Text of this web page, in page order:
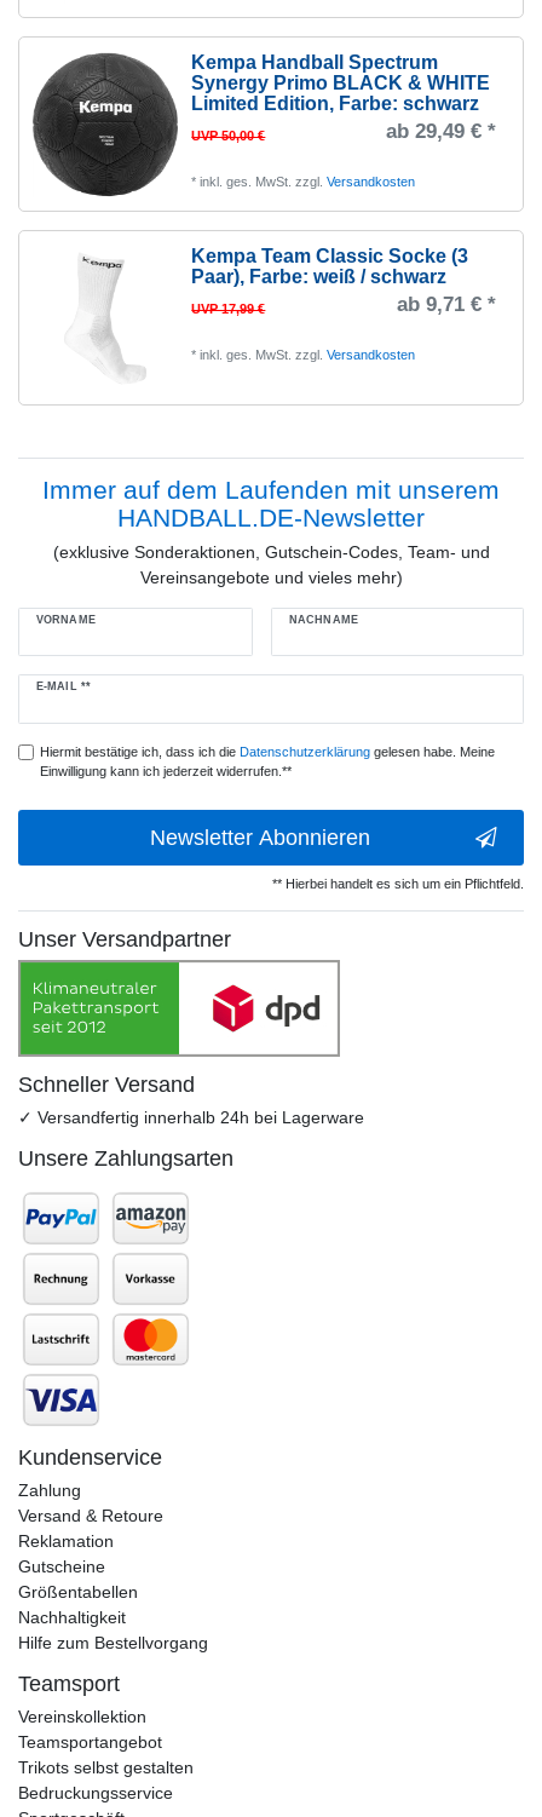
Kempa Handball Spectrum
Synergy Primo BLACK & WHITE
Limited Edition, Farbe: schwarz
UVP 50,00 € ab 29,49 € *
*inkl. ges. MwSt. zzgl.Versandkosten
Kempa Team Classic Socke (3
Paar), Farbe: weiß / schwarz
UVP 17,99 € ab 9,71 € *
*inkl. ges. MwSt. zzgl.Versandkosten
Immer auf dem Laufenden mit unserem
HANDBALL.DE-Newsletter
(exklusive Sonderaktionen, Gutschein-Codes, Team- und
Vereinsangebote und vieles mehr)
VORNAME NACHNAME
E-MAIL **
Newsletter
Hiermit bestätige ich, dass ich die Daten­schutz­erklärunggelesen habe. Meine
Einwilligung kann ich jederzeit widerrufen.**
Newsletter Abonnieren
** Hierbei handelt es sich um ein Pflichtfeld.
Unser Versandpartner
Schneller Versand
✓ Versandfertig innerhalb 24h bei Lagerware
Unsere Zahlungsarten
Kundenservice
Zahlung
Versand & Retoure
Reklamation
Gutscheine
Größentabellen
Nachhaltigkeit
Hilfe zum Bestellvorgang
Teamsport
Vereinskollektion
Teamsportangebot
Trikots selbst gestalten
Bedruckungsservice